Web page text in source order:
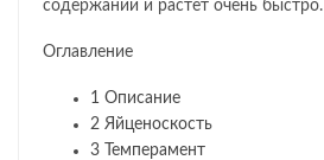
содержании и растет очень быстро.
Оглавление
1 Описание
2 Яйценоскость
3 Темперамент